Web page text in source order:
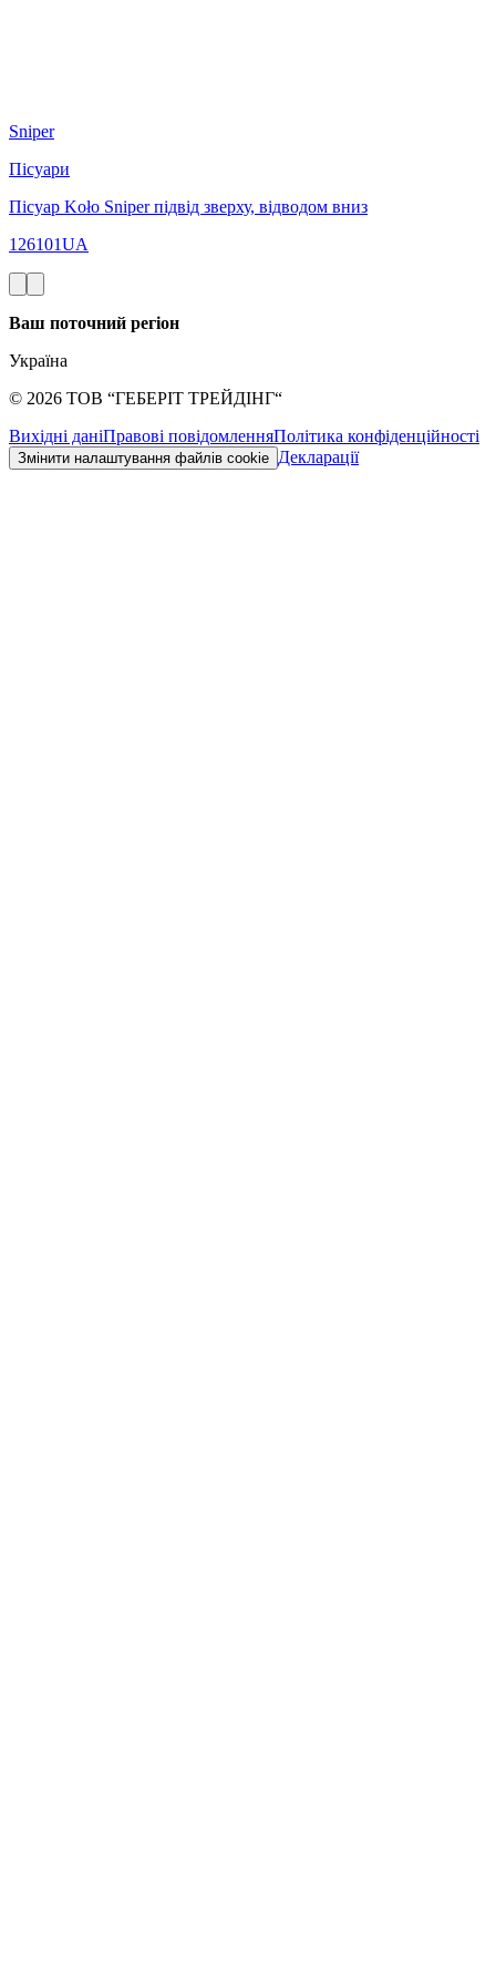
Sniper
Пісуари
Пісуар Koło Sniper підвід зверху, відводом вниз
126101UA
Ваш поточний регіон
Україна
© 2026 ТОВ “ГЕБЕРІТ ТРЕЙДІНГ“
Вихідні даніПравові повідомленняПолітика конфіденційності
Змінити налаштування файлів cookie Декларації